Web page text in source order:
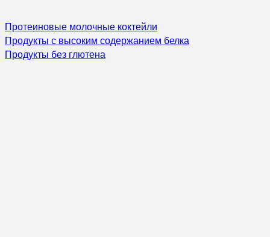
Протеиновые молочные коктейли
Продукты с высоким содержанием белка
Продукты без глютена